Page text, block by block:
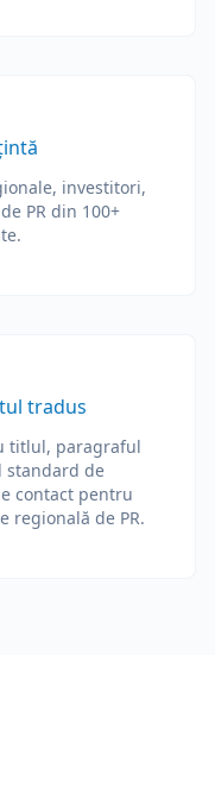
investitori,
PR din 100+
tradus
titlul, paragraful
standard de
contact pentru
regională de PR.